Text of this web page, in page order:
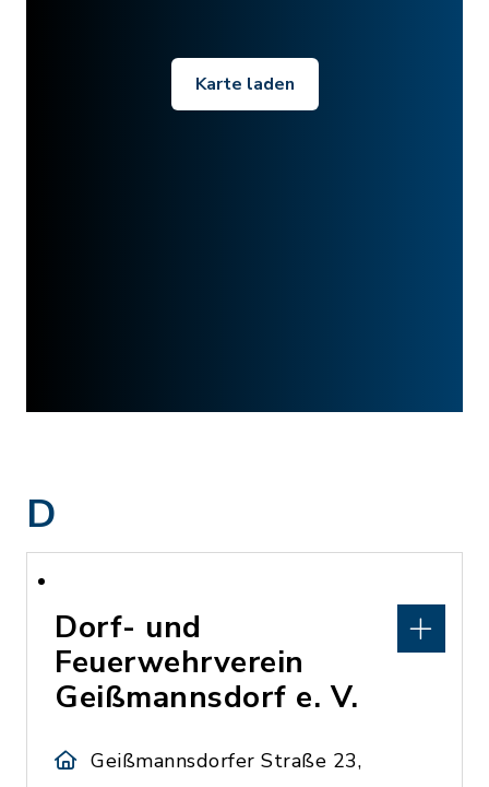
Karte laden
D
Dorf- und
Feuerwehrverein
Geißmannsdorf e. V.
Geißmannsdorfer Straße 23,